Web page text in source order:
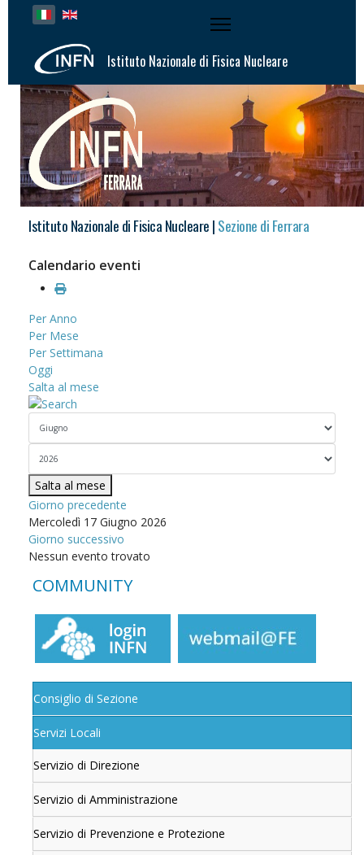
Seleziona la tua lingua
Istituto Nazionale di Fisica Nucleare
Istituto Nazionale di Fisica Nucleare |Sezione di Ferrara
Calendario eventi
Per Anno
Per Mese
Per Settimana
Oggi
Salta al mese
Salta al mese
Giorno precedente
Mercoledì 17 Giugno 2026
Giorno successivo
Nessun evento trovato
COMMUNITY
Consiglio di Sezione
Servizi Locali
Servizio di Direzione
Servizio di Amministrazione
Servizio di Prevenzione e Protezione